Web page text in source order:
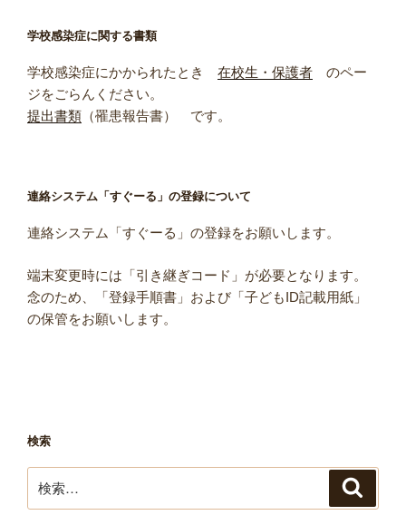
学校感染症に関する書類
学校感染症にかかられたとき 在校生・保護者 のペー
ジをごらんください。
提出書類 （罹患報告書） です。
連絡システム「すぐーる」の登録について
連絡システム「すぐーる」の登録をお願いします。
端末変更時には「引き継ぎコード」が必要となります。
念のため、「登録手順書」および「子どもID記載用紙」
の保管をお願いします。
検索
索: